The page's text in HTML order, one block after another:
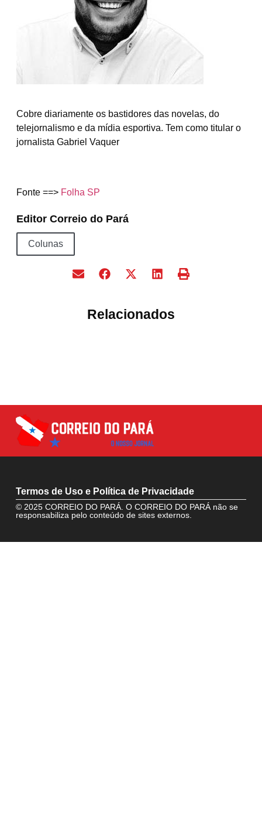
Cobre diariamente os bastidores das novelas, do
telejornalismo e da mídia esportiva. Tem como titular o
jornalista Gabriel Vaquer
Fonte ==> Folha SP
Editor Correio do Pará
Colunas
Relacionados
Termos de Uso e Política de Privacidade
© 2025 CORREIO DO PARÁ. O CORREIO DO PARÁ não se
responsabiliza pelo conteúdo de sites externos.